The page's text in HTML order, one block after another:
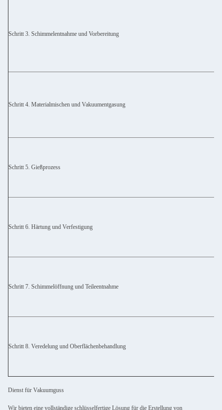
Schritt 3. Schimmelentnahme und Vorbereitung
Schritt 4. Materialmischen und Vakuumentgasung
Schritt 5. Gießprozess
Schritt 6. Härtung und Verfestigung
Schritt 7. Schimmelöffnung und Teileentnahme
Schritt 8. Veredelung und Oberflächenbehandlung
Dienst für Vakuumguss
Wir bieten eine vollständige schlüsselfertige Lösung für die Erstellung von